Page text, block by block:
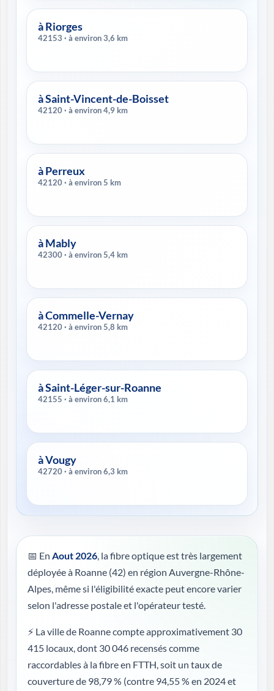
à Riorges
42153 · à environ 3,6 km
à Saint-Vincent-de-Boisset
42120 · à environ 4,9 km
à Perreux
42120 · à environ 5 km
à Mably
42300 · à environ 5,4 km
à Commelle-Vernay
42120 · à environ 5,8 km
à Saint-Léger-sur-Roanne
42155 · à environ 6,1 km
à Vougy
42720 · à environ 6,3 km
📅 En Aout 2026, la fibre optique est très largement
déployée à Roanne (42) en région Auvergne-Rhône-
Alpes, même si l'éligibilité exacte peut encore varier
selon l'adresse postale et l'opérateur testé.
⚡ La ville de Roanne compte approximativement 30
415 locaux, dont 30 046 recensés comme
raccordables à la fibre en FTTH, soit un taux de
couverture de 98,79 % (contre 94,55 % en 2024 et